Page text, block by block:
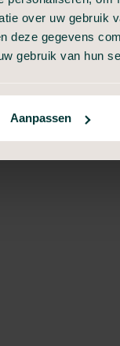
over uw gebruik
deze gegevens
gebruik van hun
Aanpassen